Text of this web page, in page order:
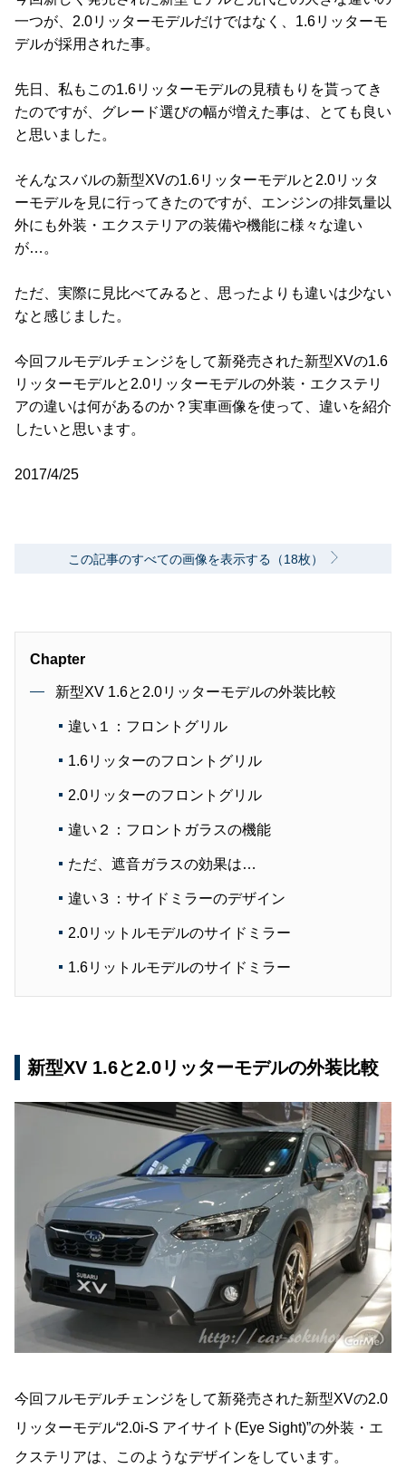
一つが、2.0リッターモデルだけではなく、1.6リッターモ
デルが採用された事。
先日、私もこの1.6リッターモデルの見積もりを貰ってき
たのですが、グレード選びの幅が増えた事は、とても良い
と思いました。
そんなスバルの新型XVの1.6リッターモデルと2.0リッタ
ーモデルを見に行ってきたのですが、エンジンの排気量以
外にも外装・エクステリアの装備や機能に様々な違い
が…。
ただ、実際に見比べてみると、思ったよりも違いは少ない
なと感じました。
今回フルモデルチェンジをして新発売された新型XVの1.6
リッターモデルと2.0リッターモデルの外装・エクステリ
アの違いは何があるのか？実車画像を使って、違いを紹介
したいと思います。
2017/4/25
この記事のすべての画像を表示する（18枚）
Chapter
新型XV 1.6と2.0リッターモデルの外装比較
違い１：フロントグリル
1.6リッターのフロントグリル
2.0リッターのフロントグリル
違い２：フロントガラスの機能
ただ、遮音ガラスの効果は…
違い３：サイドミラーのデザイン
2.0リットルモデルのサイドミラー
1.6リットルモデルのサイドミラー
新型XV 1.6と2.0リッターモデルの外装比較
今回フルモデルチェンジをして新発売された新型XVの2.0
リッターモデル“2.0i-S アイサイト(Eye Sight)”の外装・エ
クステリアは、このようなデザインをしています。